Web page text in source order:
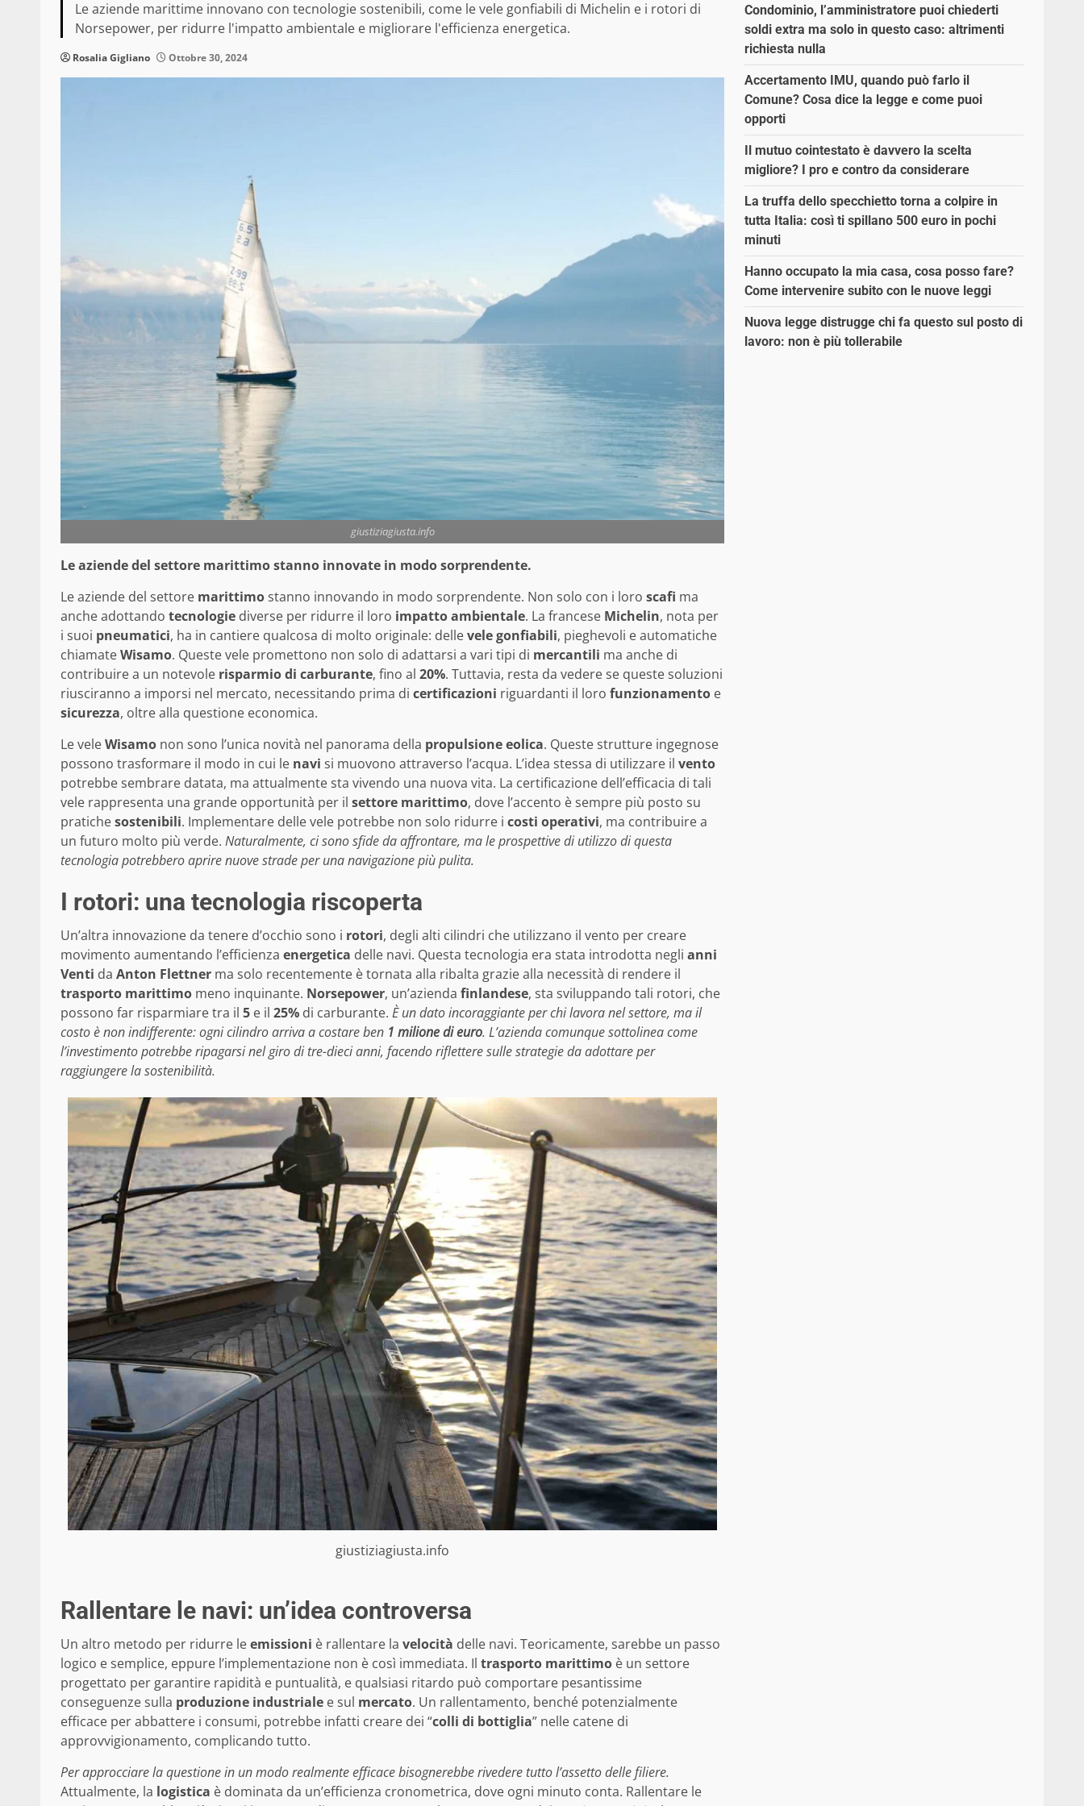
Le aziende marittime innovano con tecnologie sostenibili, come le vele gonfiabili di Michelin e i rotori di
Norsepower, per ridurre l'impatto ambientale e migliorare l'efficienza energetica.
Rosalia Gigliano Ottobre 30, 2024
giustiziagiusta.info
Le aziende del settore marittimo stanno innovate in modo sorprendente.
Le aziende del settore marittimostanno innovando in modo sorprendente. Non solo con i loro scafi ma
anche adottando tecnologie diverse per ridurre il loro impatto ambientale. La francese Michelin, nota per
i suoi pneumatici, ha in cantiere qualcosa di molto originale: dellevele gonfiabili, pieghevoli e automatiche
chiamateWisamo. Queste vele promettono non solo di adattarsi a vari tipi di mercantili ma anche di
contribuire a un notevole risparmio di carburante, fino al 20%. Tuttavia, resta da vedere se queste soluzioni
riusciranno a imporsi nel mercato, necessitando prima di certificazioni riguardanti il loro funzionamento e
sicurezza, oltre alla questione economica.
Le veleWisamo non sono l’unica novità nel panorama della propulsione eolica. Queste strutture ingegnose
possono trasformare il modo in cui le navi si muovono attraverso l’acqua. L’idea stessa di utilizzare il vento
potrebbe sembrare datata, ma attualmente sta vivendo una nuova vita. La certificazione dell’efficacia di tali
vele rappresenta una grande opportunità per il settore marittimo, dove l’accento è sempre più posto su
pratichesostenibili. Implementare delle vele potrebbe non solo ridurre i costi operativi, ma contribuire a
un futuro molto più verde. Naturalmente, ci sono sfide da affrontare, ma le prospettive di utilizzo di questa
tecnologia potrebbero aprire nuove strade per una navigazione più pulita.
I rotori: una tecnologia riscoperta
Un’altra innovazione da tenere d’occhio sono i rotori, degli alti cilindri che utilizzano il vento per creare
movimento aumentando l’efficienza energetica delle navi. Questa tecnologia era stata introdotta negli anni
Venti da Anton Flettner ma solo recentemente è tornata alla ribalta grazie alla necessità di rendere il
trasporto marittimo meno inquinante. Norsepower, un’azienda finlandese, sta sviluppando tali rotori, che
possono far risparmiare tra il 5 e il 25% di carburante. È un dato incoraggiante per chi lavora nel settore, ma il
costo è non indifferente: ogni cilindro arriva a costare ben 1 milione di euro. L’azienda comunque sottolinea come
l’investimento potrebbe ripagarsi nel giro di tre-dieci anni, facendo riflettere sulle strategie da adottare per
raggiungere la sostenibilità.
giustiziagiusta.info
Rallentare le navi: un’idea controversa
Un altro metodo per ridurre leemissioni è rallentare la velocità delle navi. Teoricamente, sarebbe un passo
logico e semplice, eppure l’implementazione non è così immediata. Il trasporto marittimo è un settore
progettato per garantire rapidità e puntualità, e qualsiasi ritardo può comportare pesantissime
conseguenze sulla produzione industriale e sul mercato. Un rallentamento, benché potenzialmente
efficace per abbattere i consumi, potrebbe infatti creare dei “colli di bottiglia” nelle catene di
approvvigionamento, complicando tutto.
Per approcciare la questione in un modo realmente efficace bisognerebbe rivedere tutto l’assetto delle filiere.
Attualmente, la logistica è dominata da un’efficienza cronometrica, dove ogni minuto conta. Rallentare le
Condominio, l’amministratore puoi chiederti
soldi extra ma solo in questo caso: altrimenti
richiesta nulla
Accertamento IMU, quando può farlo il
Comune? Cosa dice la legge e come puoi
opporti
Il mutuo cointestato è davvero la scelta
migliore? I pro e contro da considerare
La truffa dello specchietto torna a colpire in
tutta Italia: così ti spillano 500 euro in pochi
minuti
Hanno occupato la mia casa, cosa posso fare?
Come intervenire subito con le nuove leggi
Nuova legge distrugge chi fa questo sul posto di
lavoro: non è più tollerabile